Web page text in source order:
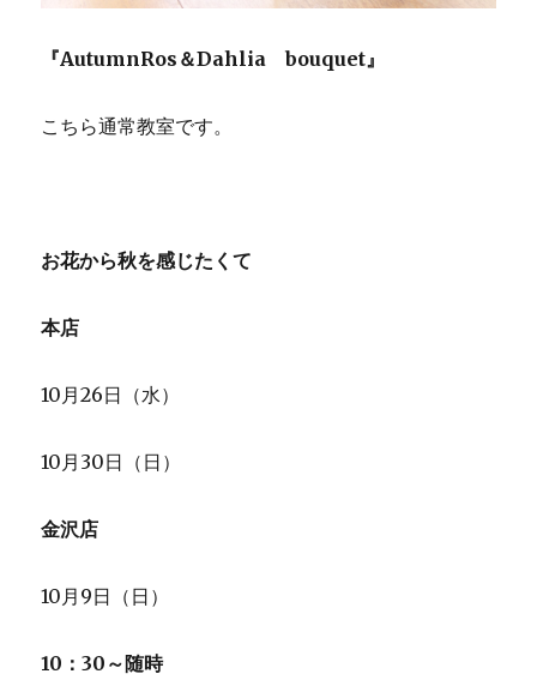
『AutumnRos＆Dahlia bouquet』
こちら通常教室です。
お花から秋を感じたくて
本店
10月26日（水）
10月30日（日）
金沢店
10月9日（日）
10：30～随時